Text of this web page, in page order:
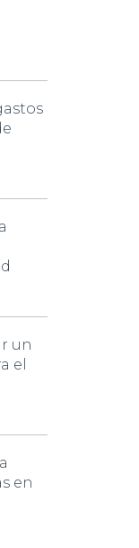
un
el
en